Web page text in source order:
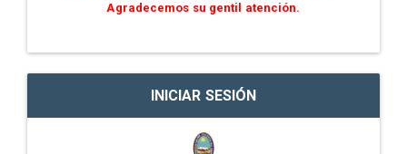
Agradecemos su gentil atención.
INICIAR SESIÓN